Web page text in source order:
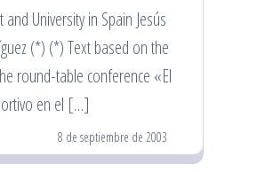
University in Spain Jesús
(*) (*) Text based on the
round-table conference «El
en el […]
8 de septiembre de 2003